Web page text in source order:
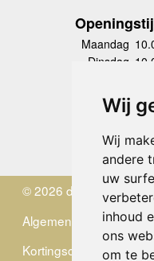
Wij
Wij
andere
uw
inhoud
ons
om te
Maandag
Dinsdag
Donderdag
Vrijdag
© 2026 de Zwerver
Algemene
Kortingscode